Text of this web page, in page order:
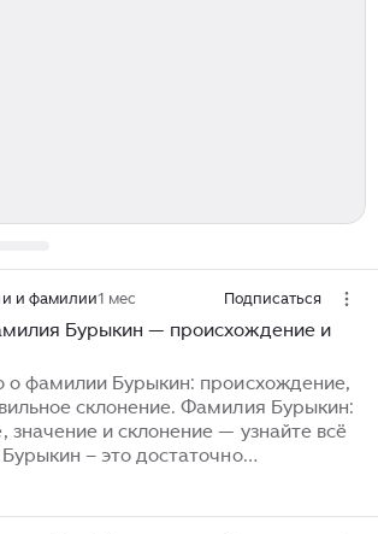
и фамилии1 мес Подписаться
Бурыкин — происхождение и
о фамилии Бурыкин: происхождение,
склонение. Фамилия Бурыкин:
значение и склонение — узнайте всё
– это достаточно
фамилия в России. Впрочем, не
она произошла и что означает.